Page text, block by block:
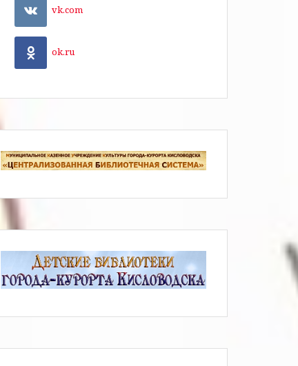
vk.com
ok.ru